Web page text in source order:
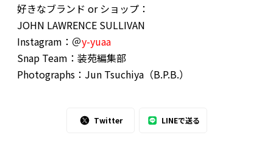
好きなブランド or ショップ：
JOHN LAWRENCE SULLIVAN
Instagram：＠y-yuaa
Snap Team：装苑編集部
Photographs：Jun Tsuchiya（B.P.B.）
Twitter LINEで送る